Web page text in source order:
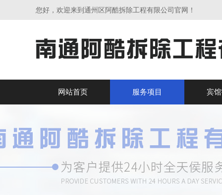
您好，欢迎来到通州区阿酷拆除工程有限公司官网！
网站首页 服务项目 宾